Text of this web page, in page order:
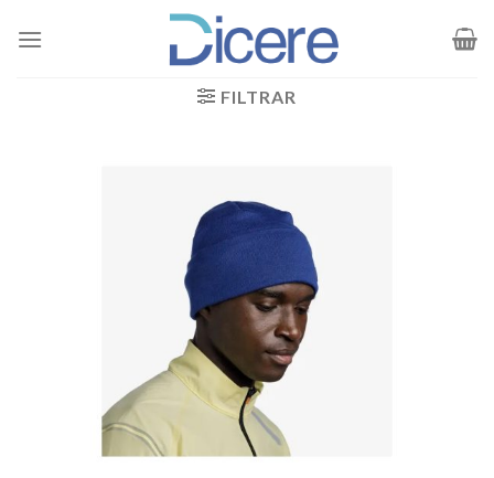
FILTRAR